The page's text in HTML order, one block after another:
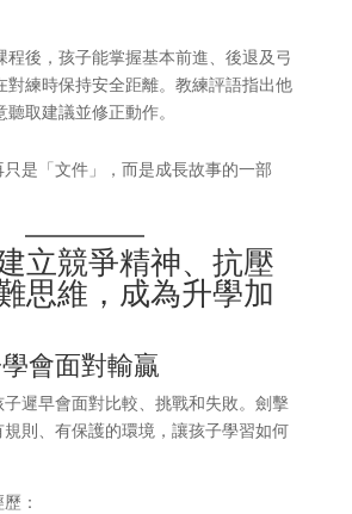
程後，孩子能掌握基本前進、後退及弓
對練時保持安全距離。教練評語指出他
取建議並修正動作。
是「文件」，而是成長故事的一部
立競爭精神、抗壓
思維，成為升學加
會面對輸贏
遲早會面對比較、挑戰和失敗。劍擊
則、有保護的環境，讓孩子學習如何
：